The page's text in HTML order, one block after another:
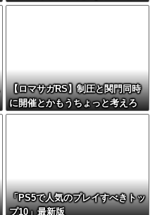
【ロマサガRS】制圧と関門同時
に開催とかもうちょっと考えろ
よw
「PS5で人気のプレイすべきトッ
プ10」最新版